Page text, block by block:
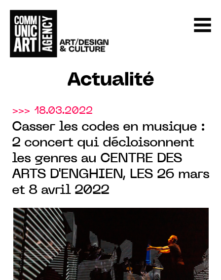
Actualité
>>> 18.03.2022
Casser les codes en musique :
2 concert qui décloisonnent
les genres au CENTRE DES
ARTS D'ENGHIEN, LES 26 mars
et 8 avril 2022